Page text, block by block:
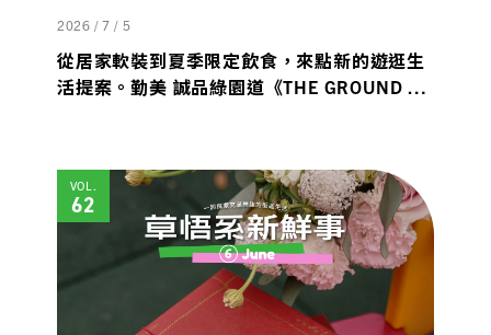
2026 / 7 / 5
從居家軟裝到夏季限定飲食，來點新的遊逛生
活提案。勤美 誠品綠園道《THE GROUND 醞
劃》。
VOL.
62